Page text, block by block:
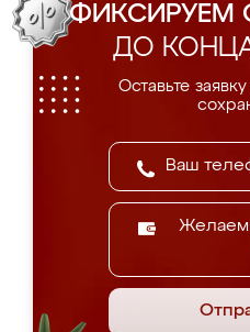
ФИКСИРУЕМ
ДО
Оставьте